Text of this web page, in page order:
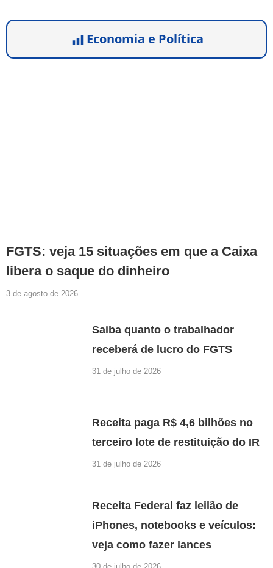
Economia e Política
FGTS: veja 15 situações em que a Caixa
libera o saque do dinheiro
3 de agosto de 2026
Saiba quanto o trabalhador
receberá de lucro do FGTS
31 de julho de 2026
Receita paga R$ 4,6 bilhões no
terceiro lote de restituição do IR
31 de julho de 2026
Receita Federal faz leilão de
iPhones, notebooks e veículos:
veja como fazer lances